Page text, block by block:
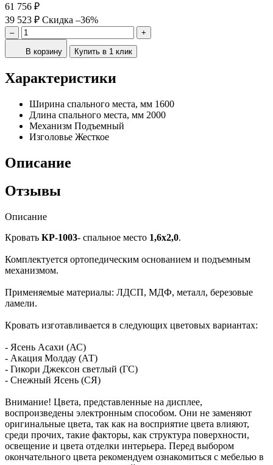
61 756 ₽
39 523 ₽ Скидка –36%
– +
В корзину Купить в 1 клик
Характеристики
Ширина спального места, мм 1600
Длина спального места, мм 2000
Механизм Подъемный
Изголовье Жесткое
Описание
Отзывы
Описание
Кровать КР-1003- спальное место 1,6х2,0.
Комплектуется ортопедическим основанием и подъемным
механизмом.
Применяемые материалы: ЛДСП, МДФ, металл, березовые
ламели.
Кровать изготавливается в следующих цветовых вариантах:
- Ясень Асахи (АС)
- Акация Молдау (АТ)
- Гикори Джексон светлый (ГС)
- Снежный Ясень (СЯ)
Внимание! Цвета, представленные на дисплее,
воспроизведены электронным способом. Они не заменяют
оригинальные цвета, так как на восприятие цвета влияют,
среди прочих, такие факторы, как структура поверхности,
освещение и цвета отделки интерьера. Перед выбором
окончательного цвета рекомендуем ознакомиться с мебелью в